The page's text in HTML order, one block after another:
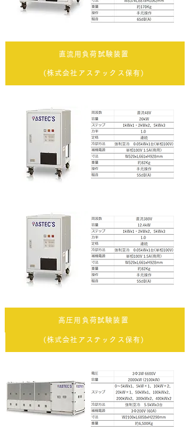
直流用負荷試験装置
高圧用負荷試験装置
(株式会社アステックス保有)
(株式会社アステックス保有)